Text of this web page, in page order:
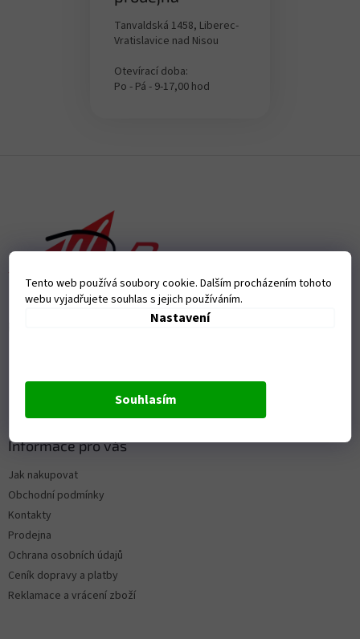
Tento web používá soubory cookie. Dalším procházením tohoto
webu vyjadřujete souhlas s jejich používáním.
Nastavení
Souhlasím
Tanvaldská 1458, Liberec-
Vratislavice nad Nisou
Otevírací doba:
Po - Pá - 9-17,00 hod
Informace pro vás
Jak nakupovat
Obchodní podmínky
Kontakty
Prodejna
Ochrana osobních údajů
Ceník dopravy a platby
Reklamace a vrácení zboží